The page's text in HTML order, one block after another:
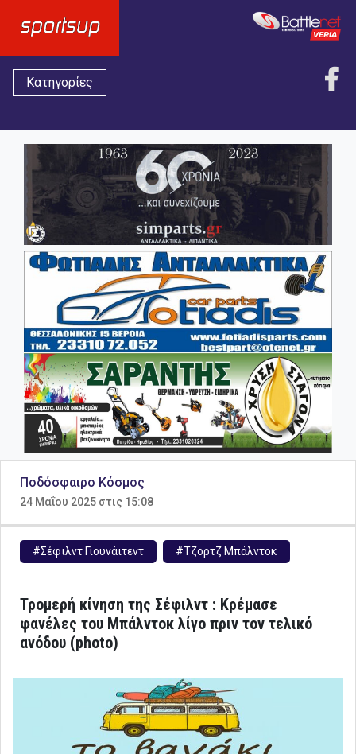
Κατηγορίες
Ποδόσφαιρο Κόσμος
24 Μαΐου 2025 στις 15:08
#Σέφιλντ Γιουνάιτεντ #Τζορτζ Μπάλντοκ
Τρομερή κίνηση της Σέφιλντ : Κρέμασε
φανέλες του Μπάλντοκ λίγο πριν τον τελικό
ανόδου (photo)